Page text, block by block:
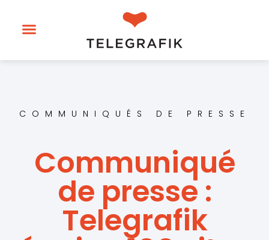
COMMUNIQUÉS DE PRESSE
Communiqué
de presse :
Telegrafik